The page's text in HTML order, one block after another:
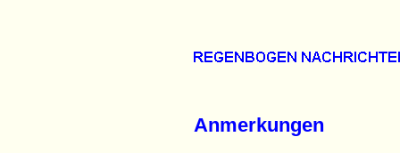
Anmerkungen